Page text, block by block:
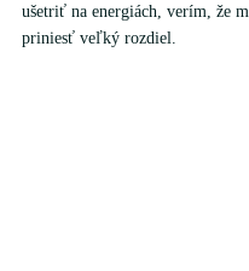
ušetriť na energiách, verím, že
priniesť veľký rozdiel.